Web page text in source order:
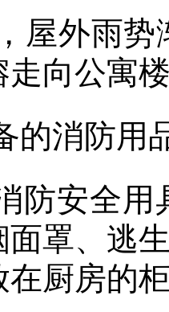
屋外雨
走向公寓
的消防用
防安全
面罩、逃
在厨房的